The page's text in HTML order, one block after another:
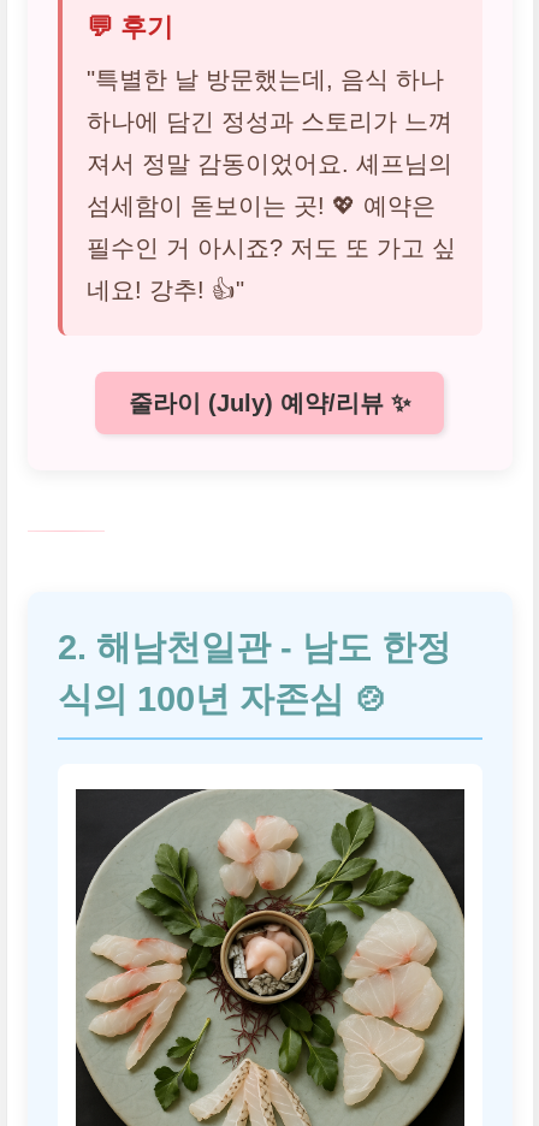
💬 후기
"특별한 날 방문했는데, 음식 하나
하나에 담긴 정성과 스토리가 느껴
져서 정말 감동이었어요. 셰프님의
섬세함이 돋보이는 곳! 💖 예약은
필수인 거 아시죠? 저도 또 가고 싶
네요! 강추! 👍"
줄라이 (July) 예약/리뷰 ✨
2. 해남천일관 - 남도 한정
식의 100년 자존심 🍲